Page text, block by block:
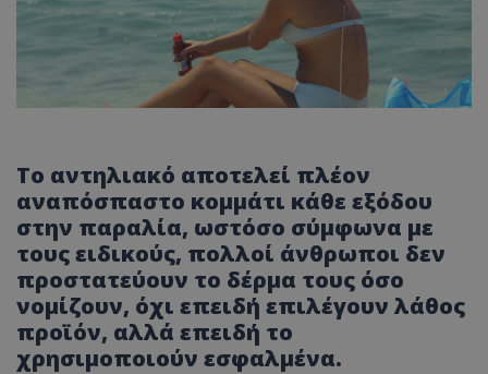
Το αντηλιακό αποτελεί πλέον
αναπόσπαστο κομμάτι κάθε εξόδου
στην παραλία, ωστόσο σύμφωνα με
τους ειδικούς, πολλοί άνθρωποι δεν
προστατεύουν το δέρμα τους όσο
νομίζουν, όχι επειδή επιλέγουν λάθος
προϊόν, αλλά επειδή το
χρησιμοποιούν εσφαλμένα.